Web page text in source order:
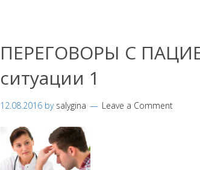
ПЕРЕГОВОРЫ С
ситуации 1
12.08.2016 by salygina Leave a Comment